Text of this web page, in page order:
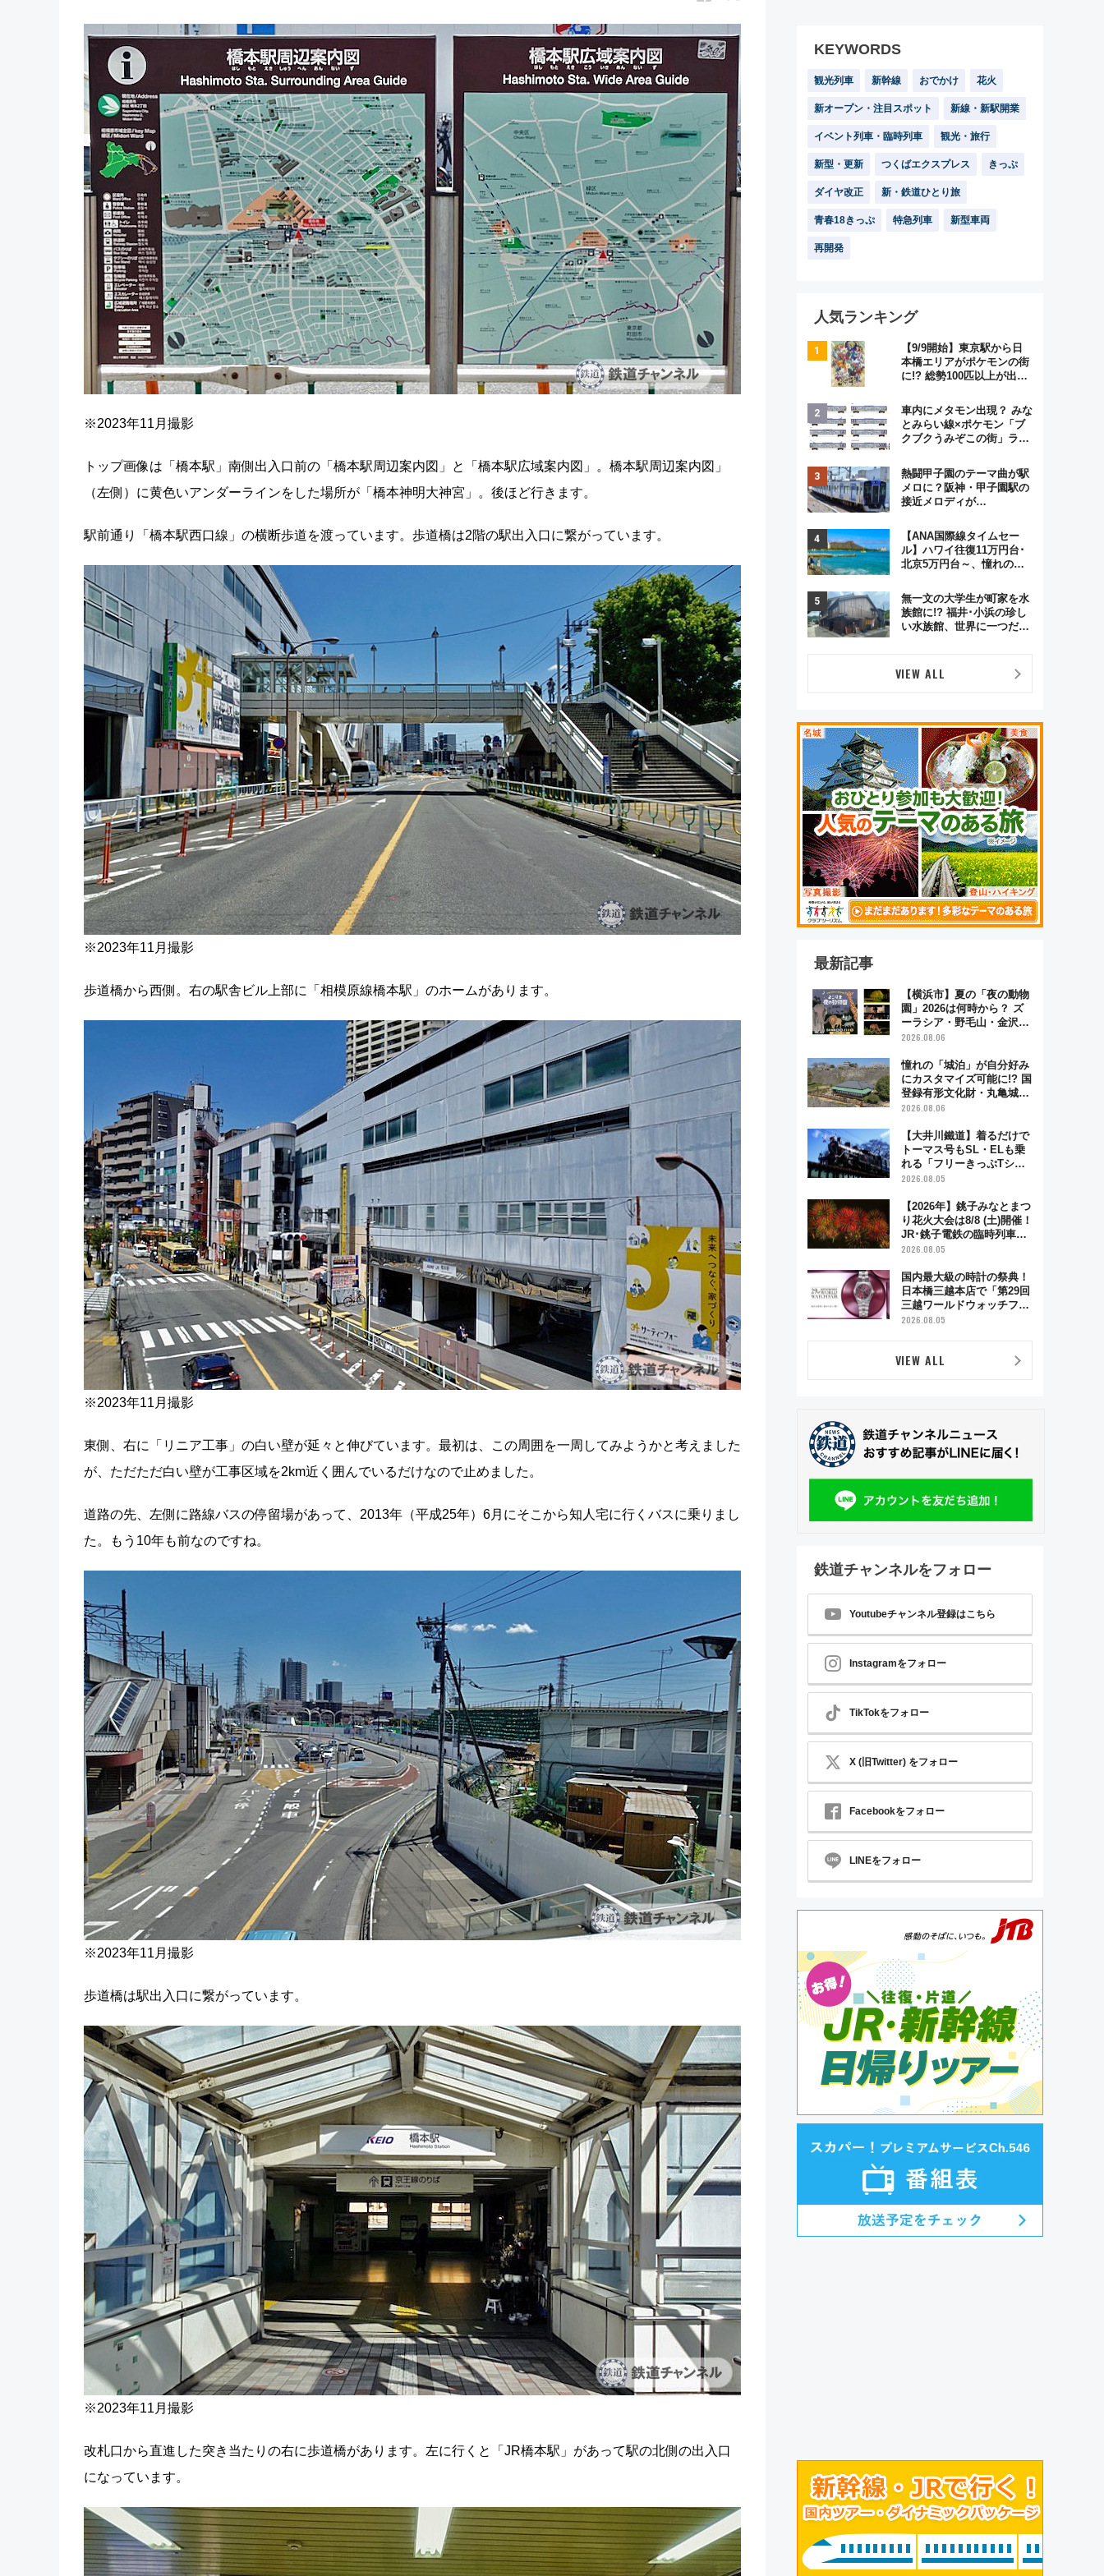
※2023年11月撮影
トップ画像は「橋本駅」南側出入口前の「橋本駅周辺案内図」と「橋本駅広域案内図」。橋本駅周辺案内図」
（左側）に黄色いアンダーラインをした場所が「橋本神明大神宮」。後ほど行きます。
駅前通り「橋本駅西口線」の横断歩道を渡っています。歩道橋は2階の駅出入口に繋がっています。
※2023年11月撮影
歩道橋から西側。右の駅舎ビル上部に「相模原線橋本駅」のホームがあります。
※2023年11月撮影
東側、右に「リニア工事」の白い壁が延々と伸びています。最初は、この周囲を一周してみようかと考えました
が、ただただ白い壁が工事区域を2km近く囲んでいるだけなので止めました。
道路の先、左側に路線バスの停留場があって、2013年（平成25年）6月にそこから知人宅に行くバスに乗りまし
た。もう10年も前なのですね。
※2023年11月撮影
歩道橋は駅出入口に繋がっています。
※2023年11月撮影
改札口から直進した突き当たりの右に歩道橋があります。左に行くと「JR橋本駅」があって駅の北側の出入口
になっています。
KEYWORDS
観光列車 新幹線 おでかけ 花火
新オープン・注目スポット 新線・新駅開業
イベント列車・臨時列車 観光・旅行
新型・更新 つくばエクスプレス きっぷ
ダイヤ改正 新・鉄道ひとり旅
青春18きっぷ 特急列車 新型車両
再開発
人気ランキング
【9/9開始】東京駅から日
本橋エリアがポケモンの街
に!? 総勢100匹以上が出現
格謎解き・グッズ情報まと
め
車内にメタモン出現？ みな
とみらい線×ポケモン「ブ
クブクうみぞこの街」ラッ
この夏は直通列車で横浜
へ！
熱闘甲子園のテーマ曲が駅
メロに？阪神・甲子園駅の
接近メロディが
実アレンジの特別仕様へ、
8月5日始発から
【ANA国際線タイムセー
ル】ハワイ往復11万円台･
北京5万円台～、憧れのビ
GW旅行まで狙える激アツ
路線まとめ（8/10まで）
無一文の大学生が町家を水
族館に!? 福井･小浜の珍し
い水族館、世界に一つだけ
第2弾
VIEW ALL
最新記事
【横浜市】夏の「夜の動物
園」2026は何時から？ ズ
ーラシア・野毛山・金沢の
電車アクセスや見どころ、
2026.08.06
憧れの「城泊」が自分好み
にカスタマイズ可能に!? 国
登録有形文化財・丸亀城
「延寿閣別館」にオーダー
生！
2026.08.06
【大井川鐵道】着るだけで
トーマス号もSL・ELも乗
れる「フリーきっぷTシャ
ツ」8月6日より受注販売
2026.08.05
【2026年】銚子みなとまつ
り花火大会は8/8 (土)開催！
JR･銚子電鉄の臨時列車や
アクセス情報、利根川に咲
を満喫
2026.08.05
国内最大級の時計の祭典！
日本橋三越本店で「第29回
三越ワールドウォッチフェ
ア」開幕【2026年8月5日～
2026.08.05
VIEW ALL
鉄道チャンネルをフォロー
Youtubeチャンネル登録はこちら
Instagramをフォロー
TikTokをフォロー
X (旧Twitter) をフォロー
Facebookをフォロー
LINEをフォロー